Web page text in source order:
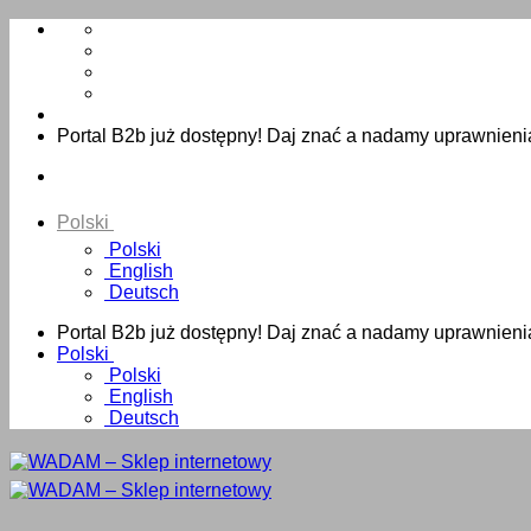
Skip
Portal B2b już dostępny! Daj znać a nadamy
Polski
Polski
English
Deutsch
Portal B2b już dostępny! Daj znać a nadamy
Polski
Polski
English
Deutsch